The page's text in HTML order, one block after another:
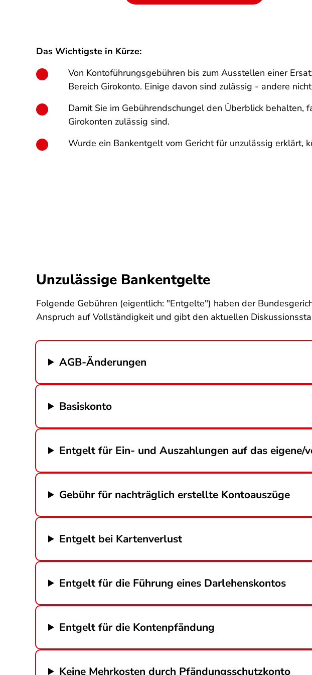
Das Wichtigste in Kürze:
Von Kontoführungsgebühren bis zum Ausstellen einer
Bereich Girokonto. Einige davon sind zulässig - andere
Damit Sie im Gebührendschungel den Überblick behalten,
Girokonten zulässig sind.
Wurde ein Bankentgelt vom Gericht für unzulässig erklärt,
Unzulässige Bankentgelte
Folgende Gebühren (eigentlich: "Entgelte") haben der
Anspruch auf Vollständigkeit und gibt den aktuellen
AGB-Änderungen
Basiskonto
Entgelt für Ein- und Auszahlungen auf das eigene/
Gebühr für nachträglich erstellte Kontoauszüge
Entgelt bei Kartenverlust
Entgelt für die Führung eines Darlehenskontos
Entgelt für die Kontenpfändung
Keine Mehrkosten durch Pfändungsschutzkonto